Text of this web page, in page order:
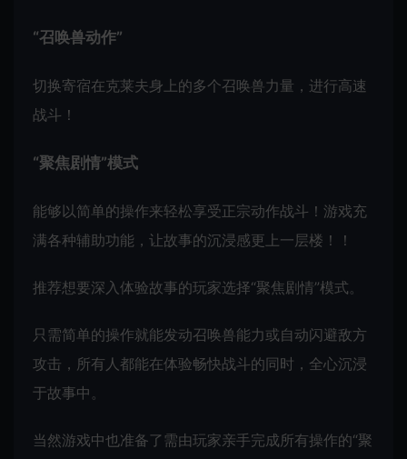
“召唤兽动作”
切换寄宿在克莱夫身上的多个召唤兽力量，进行高速
战斗！
“聚焦剧情”模式
能够以简单的操作来轻松享受正宗动作战斗！游戏充
满各种辅助功能，让故事的沉浸感更上一层楼！！
推荐想要深入体验故事的玩家选择“聚焦剧情”模式。
只需简单的操作就能发动召唤兽能力或自动闪避敌方
攻击，所有人都能在体验畅快战斗的同时，全心沉浸
于故事中。
当然游戏中也准备了需由玩家亲手完成所有操作的“聚